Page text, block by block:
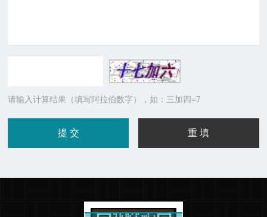
请输入计算结果（填写阿拉伯数字），如：三加四=7